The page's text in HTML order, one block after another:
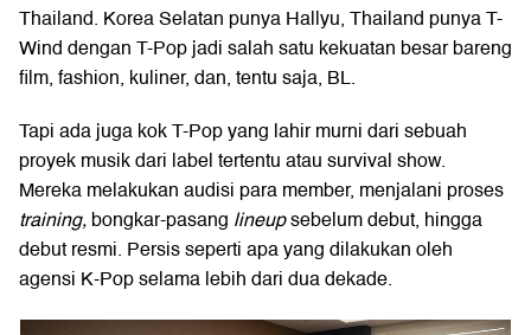
Thailand. Korea Selatan punya Hallyu, Thailand punya T-
Wind dengan T-Pop jadi salah satu kekuatan besar bareng
film, fashion, kuliner, dan, tentu saja, BL.
Tapi ada juga kok T-Pop yang lahir murni dari sebuah
proyek musik dari label tertentu atau survival show.
Mereka melakukan audisi para member, menjalani proses
training,bongkar-pasang lineupsebelum debut, hingga
debut resmi. Persis seperti apa yang dilakukan oleh
agensi K-Pop selama lebih dari dua dekade.